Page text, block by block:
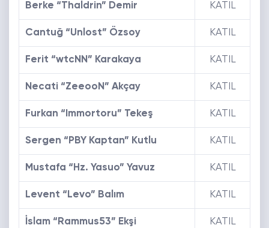
Berke “Thaldrin” Demir KATIL
Cantuğ “Unlost” Özsoy KATIL
Ferit “wtcNN” Karakaya KATIL
Necati “ZeeooN” Akçay KATIL
Furkan “Immortoru” Tekeş KATIL
Sergen “PBY Kaptan” Kutlu KATIL
Mustafa “Hz. Yasuo” Yavuz KATIL
Levent “Levo” Balım KATIL
İslam “Rammus53” Ekşi KATIL